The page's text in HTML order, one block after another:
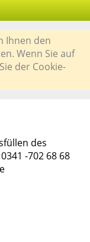
Ihnen den
Wenn Sie auf
der Cookie-
des
-702 68 68